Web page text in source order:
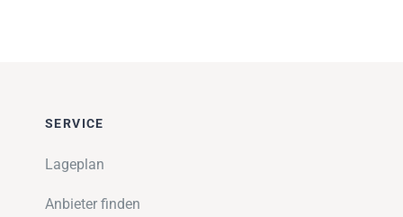
SERVICE
Lageplan
Anbieter finden